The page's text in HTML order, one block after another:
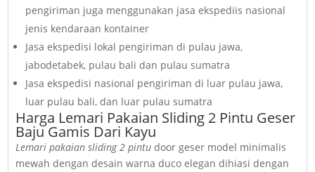
pengiriman juga menggunakan jasa ekspediis nasional
jenis kendaraan kontainer
Jasa ekspedisi lokal pengiriman di pulau jawa,
jabodetabek, pulau bali dan pulau sumatra
Jasa ekspedisi nasional pengiriman di luar pulau jawa,
luar pulau bali, dan luar pulau sumatra
Harga Lemari Pakaian Sliding 2 Pintu Geser
Baju Gamis Dari Kayu
Lemari pakaian sliding 2 pintu door geser model minimalis
mewah dengan desain warna duco elegan dihiasi dengan